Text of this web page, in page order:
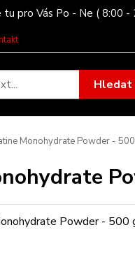
pro Vás Po - Ne ( 8:00
Hledat
Monohydrate Powder -